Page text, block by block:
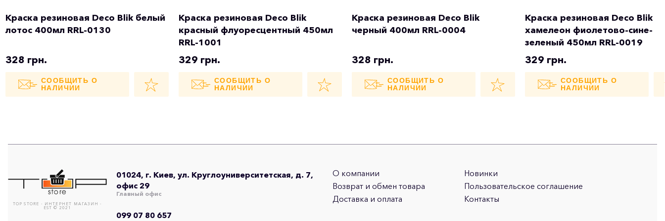
Краска резиновая Deco Blik белый
лотос 400мл RRL-0130
328 грн.
СООБЩИТЬ О
НАЛИЧИИ
Краска резиновая Deco Blik
красный флуоресцентный 450мл
RRL-1001
329 грн.
СООБЩИТЬ О
НАЛИЧИИ
Краска резиновая Deco Blik
черный 400мл RRL-0004
328 грн.
СООБЩИТЬ О
НАЛИЧИИ
Краска резиновая Deco Blik
хамелеон фиолетово-сине-
зеленый 450мл RRL-0019
329 грн.
СООБЩИТЬ О
НАЛИЧИИ
TOP STORE - ИНТЕРНЕТ МАГАЗИН -
EST © 2021
01024, г. Киев, ул. Круглоуниверситетская, д. 7,
офис 29
Главный офис
099 07 80 657
О компании
Возврат и обмен товара
Доставка и оплата
Новинки
Пользовательское соглашение
Контакты